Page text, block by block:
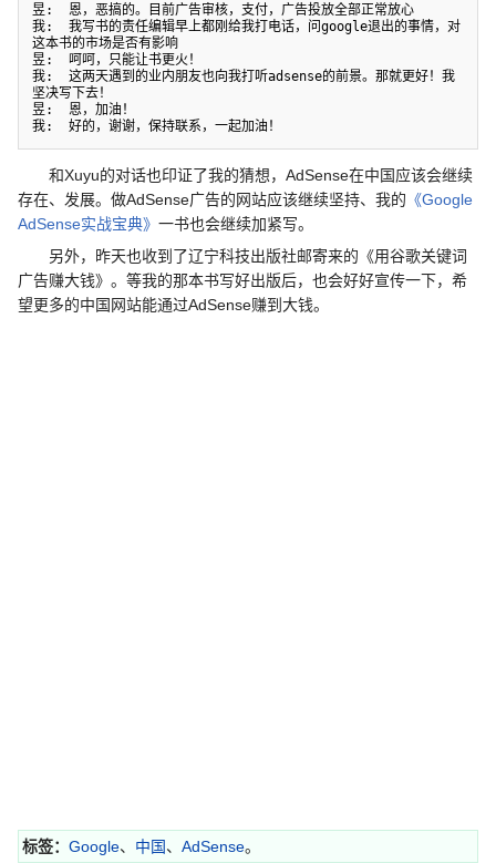
昱:  恩，恶搞的。目前广告审核，支付，广告投放全部正常放心
我:  我写书的责任编辑早上都刚给我打电话，问google退出的事情，对
这本书的市场是否有影响
昱:  呵呵，只能让书更火！
我:  这两天遇到的业内朋友也向我打听adsense的前景。那就更好！我
坚决写下去！
昱:  恩，加油！
和Xuyu的对话也印证了我的猜想，AdSense在中国应该会继续
存在、发展。做AdSense广告的网站应该继续坚持、我的 《Google
AdSense实战宝典》 一书也会继续加紧写。
另外，昨天也收到了辽宁科技出版社邮寄来的《用谷歌关键词
广告赚大钱》。等我的那本书写好出版后，也会好好宣传一下，希
望更多的中国网站能通过AdSense赚到大钱。
标签： Google、 中国、 AdSense。